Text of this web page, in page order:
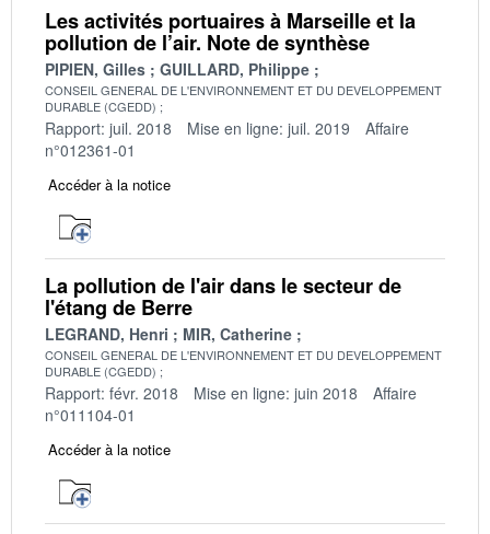
Les activités portuaires à Marseille et la
pollution de l’air. Note de synthèse
PIPIEN, Gilles GUILLARD, Philippe
CONSEIL GENERAL DE L'ENVIRONNEMENT ET DU DEVELOPPEMENT
DURABLE (CGEDD)
Rapport: juil. 2018 Mise en ligne: juil. 2019
Affaire
n°012361-01
Accéder à la notice
La pollution de l'air dans le secteur de
l'étang de Berre
LEGRAND, Henri MIR, Catherine
CONSEIL GENERAL DE L'ENVIRONNEMENT ET DU DEVELOPPEMENT
DURABLE (CGEDD)
Rapport: févr. 2018 Mise en ligne: juin 2018
Affaire
n°011104-01
Accéder à la notice